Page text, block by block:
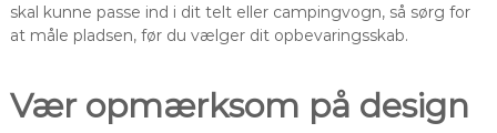
skal kunne passe ind i dit telt eller campingvogn, så sørg for
at måle pladsen, før du vælger dit opbevaringsskab.
Vær opmærksom på design